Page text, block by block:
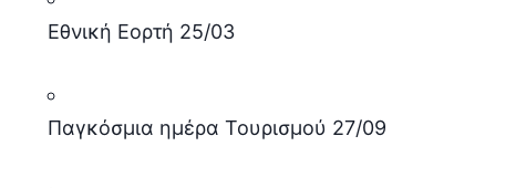
Εθνική Εορτή 25/03
Παγκόσμια ημέρα Τουρισμού 27/09